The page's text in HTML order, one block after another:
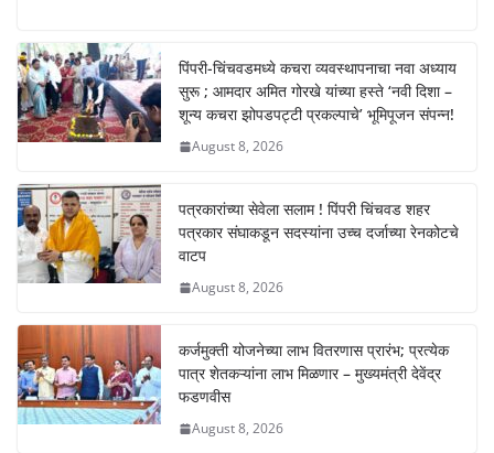
at
s
A
p
p
c
e
b
o
o
k
e
n
g
y
Li
n
पिंपरी-चिंचवडमध्ये कचरा व्यवस्थापनाचा नवा अध्याय
सुरू ; आमदार अमित गोरखे यांच्या हस्ते ‘नवी दिशा –
शून्य कचरा झोपडपट्टी प्रकल्पाचे’ भूमिपूजन संपन्न!
August 8, 2026
पत्रकारांच्या सेवेला सलाम ! पिंपरी चिंचवड शहर
पत्रकार संघाकडून सदस्यांना उच्च दर्जाच्या रेनकोटचे
वाटप
August 8, 2026
कर्जमुक्ती योजनेच्या लाभ वितरणास प्रारंभ; प्रत्येक
पात्र शेतकऱ्यांना लाभ मिळणार – मुख्यमंत्री देवेंद्र
फडणवीस
August 8, 2026